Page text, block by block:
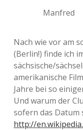
Manfred
Nach wie vor am
(Berlin!) finde ich
sächsische/
amerikanische
Jahre bei so
Und warum der
sofern das Datum
http://